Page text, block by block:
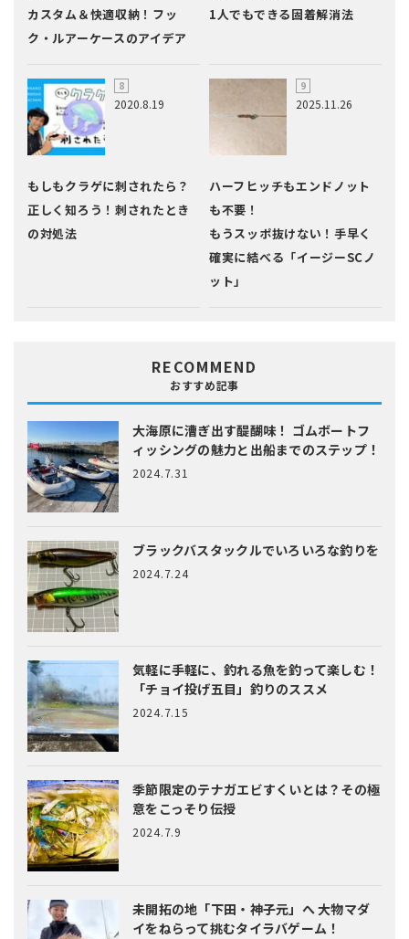
カスタム＆快適収納！フッ
ク・ルアーケースのアイデア
1人でもできる固着解消法
2020.8.19
もしもクラゲに刺されたら？
正しく知ろう！刺されたとき
の対処法
2025.11.26
ハーフヒッチもエンドノット
も不要！
もうスッポ抜けない！手早く
確実に結べる「イージーSCノ
ット」
RECOMMEND
おすすめ記事
大海原に漕ぎ出す醍醐味！ ゴムボートフ
ィッシングの魅力と出船までのステップ！
2024.7.31
ブラックバスタックルでいろいろな釣りを
2024.7.24
気軽に手軽に、釣れる魚を釣って楽しむ！
「チョイ投げ五目」釣りのススメ
2024.7.15
季節限定のテナガエビすくいとは？ その極
意をこっそり伝授
2024.7.9
未開拓の地「下田・神子元」へ大物マダ
イをねらって挑むタイラバゲーム！